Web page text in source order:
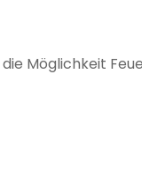
Möglichkeit